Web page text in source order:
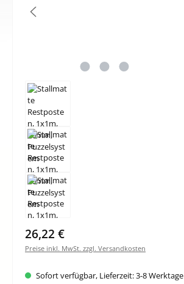
Regulärer Preis:
26,22 €
Preise inkl. MwSt. zzgl. Versandkosten
Sofort verfügbar, Lieferzeit: 3-8 Werktage